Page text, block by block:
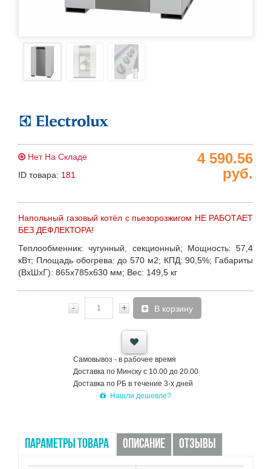
Нет На Складе
ID товара: 181
4 590.56
руб.
Напольный газовый котёл с пьезорозжигом НЕ РАБОТАЕТ
БЕЗ ДЕФЛЕКТОРА!
Теплообменник: чугунный, секционный; Мощность: 57,4
кВт; Площадь обогрева: до 570 м2; КПД: 90,5%; Габариты
(ВхШхГ): 865х785х630 мм; Вес: 149,5 кг
- + В корзину
Самовывоз - в рабочее время
Доставка по Минску с 10.00 до 20.00
Доставка по РБ в течение 3-х дней
Нашли дешевле?
ПАРАМЕТРЫ ТОВАРА ОПИСАНИЕ ОТЗЫВЫ